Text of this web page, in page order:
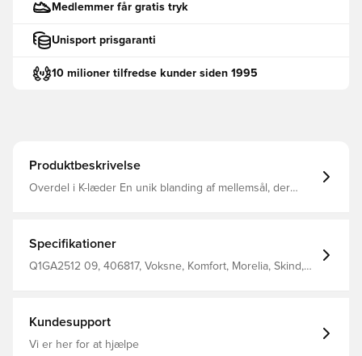
Medlemmer får gratis tryk
Unisport prisgaranti
10 milioner tilfredse kunder siden 1995
Produktbeskrivelse
Overdel i K-læder En unik blanding af mellemsål, der
„ikke-markerende“ ydersål, der gør den velegnet til brug
på jævne, flade indendørs baner lavet af træ eller
syntetisk materiale.
Specifikationer
Q1GA2512 09, 406817, Voksne, Komfort, Morelia, Skind,
Kundesupport
Vi er her for at hjælpe